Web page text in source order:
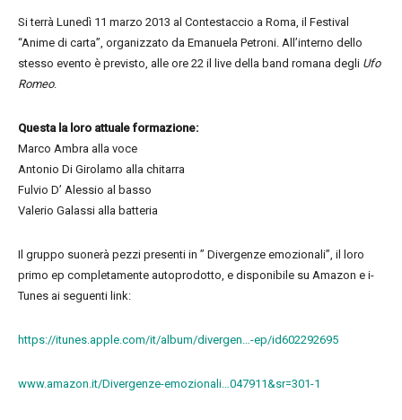
Si terrà Lunedì 11 marzo 2013 al Contestaccio a Roma, il Festival
“Anime di carta”, organizzato da Emanuela Petroni. All’interno dello
stesso evento è previsto, alle ore 22 il live della band romana degli Ufo
Romeo.
Questa la loro attuale formazione:
Marco Ambra alla voce
Antonio Di Girolamo alla chitarra
Fulvio D’ Alessio al basso
Valerio Galassi alla batteria
Il gruppo suonerà pezzi presenti in ” Divergenze emozionali”, il loro
primo ep completamente autoprodotto, e disponibile su Amazon e i-
Tunes ai seguenti link:
https://itunes.apple.com/it/album/divergen…-ep/id602292695
www.amazon.it/Divergenze-emozionali…047911&sr=301-1